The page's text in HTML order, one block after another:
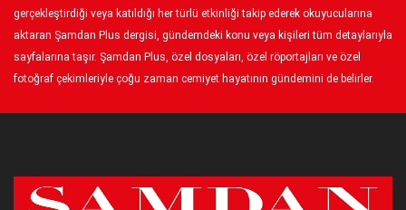
gerçekleştirdiği veya katıldığı her türlü etkinliği takip ederek okuyucularına
aktaran Şamdan Plus dergisi, gündemdeki konu veya kişileri tüm detaylarıyla
sayfalarına taşır. Şamdan Plus, özel dosyaları, özel röportajları ve özel
fotoğraf çekimleriyle çoğu zaman cemiyet hayatının gündemini de belirler.